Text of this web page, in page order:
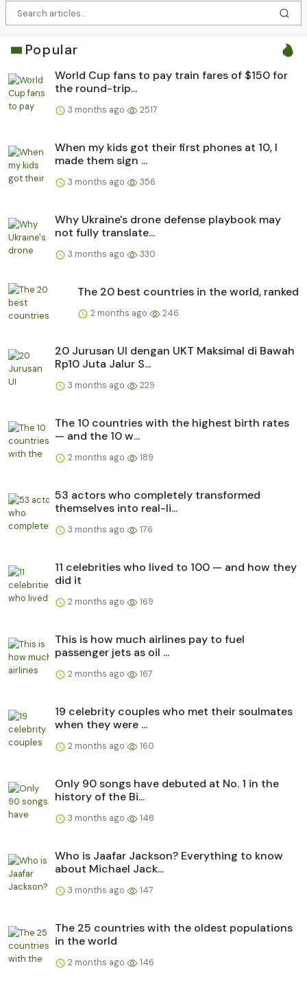
Popular
World Cup fans to pay train fares of $150 for
the round-trip...
3 months ago 2517
When my kids got their first phones at 10, I
made them sign ...
3 months ago 356
Why Ukraine's drone defense playbook may
not fully translate...
3 months ago 330
The 20 best countries in the world, ranked
2 months ago 246
20 Jurusan UI dengan UKT Maksimal di Bawah
Rp10 Juta Jalur S...
3 months ago 229
The 10 countries with the highest birth rates
— and the 10 w...
2 months ago 189
53 actors who completely transformed
themselves into real-li...
3 months ago 176
11 celebrities who lived to 100 — and how they
did it
2 months ago 169
This is how much airlines pay to fuel
passenger jets as oil ...
2 months ago 167
19 celebrity couples who met their soulmates
when they were ...
2 months ago 160
Only 90 songs have debuted at No. 1 in the
history of the Bi...
3 months ago 148
Who is Jaafar Jackson? Everything to know
about Michael Jack...
3 months ago 147
The 25 countries with the oldest populations
in the world
2 months ago 146